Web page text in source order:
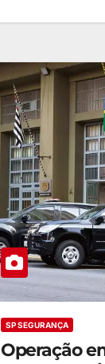
SP SEGURANÇA
Operação